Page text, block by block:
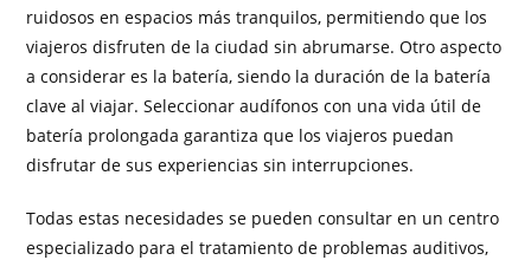
ruidosos en espacios más tranquilos, permitiendo que los
viajeros disfruten de la ciudad sin abrumarse. Otro aspecto
a considerar es la batería, siendo la duración de la batería
clave al viajar. Seleccionar audífonos con una vida útil de
batería prolongada garantiza que los viajeros puedan
disfrutar de sus experiencias sin interrupciones.
Todas estas necesidades se pueden consultar en un centro
especializado para el tratamiento de problemas auditivos,